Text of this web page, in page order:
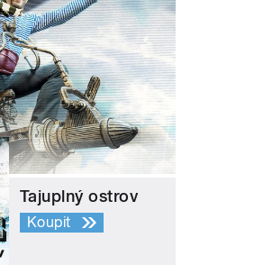
Tajuplný ostrov
Koupit